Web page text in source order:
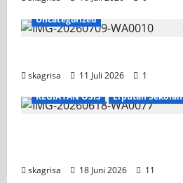
Uncategorized
skagrisa 11 Juli 2026
1
KEGIATAN OSIS
Liputan Sekolah
skagrisa 18 Juni 2026 11